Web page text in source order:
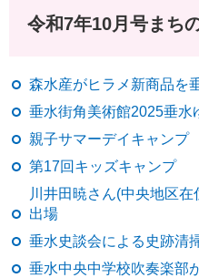
令和7年10月号まち
森水産がヒラメ新商品を
垂水街角美術館2025垂水
親子サマーデイキャンプ
第17回キッズキャンプ
川井田暁さん(中央地区
出場
垂水史談会による史跡清
垂水中央中学校吹奏楽部